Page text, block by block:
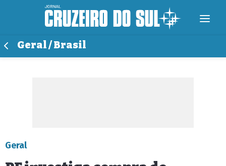
Geral / Brasil
Geral